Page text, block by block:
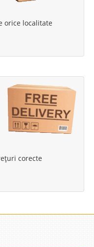
orice localitate
corecte